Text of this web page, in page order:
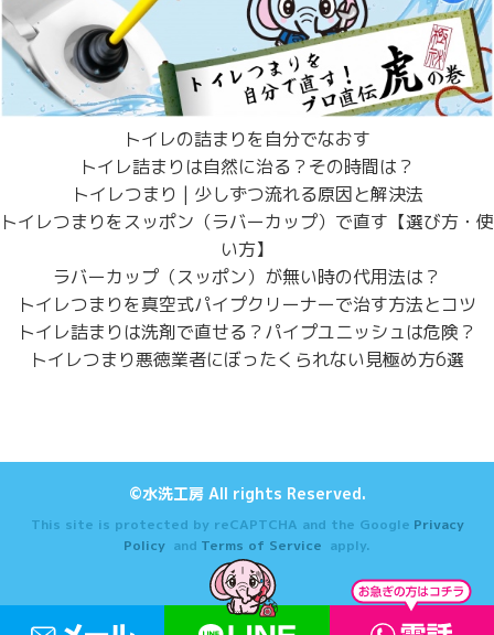
トイレの詰まりを自分でなおす
トイレ詰まりは自然に治る？その時間は？
トイレつまり | 少しずつ流れる原因と解決法
トイレつまりをスッポン（ラバーカップ）で直す【選び方・使
い方】
ラバーカップ（スッポン）が無い時の代用法は？
トイレつまりを真空式パイプクリーナーで治す方法とコツ
トイレ詰まりは洗剤で直せる？パイプユニッシュは危険？
トイレつまり悪徳業者にぼったくられない見極め方6選
©水洗工房 All rights Reserved.
This site is protected by reCAPTCHA and the Google Privacy
Policy and Terms of Service apply.